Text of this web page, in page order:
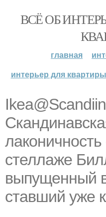
ВСЁ ОБ
главная
интерьер для квартиры
стеллаже
выпущенный
ставший уже